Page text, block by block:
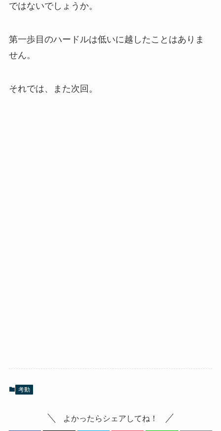
ではないでしょうか。
第一歩目のハードルは低いに越したことはありま
せん。
それでは、また次回。
考動
よかったらシェアしてね！